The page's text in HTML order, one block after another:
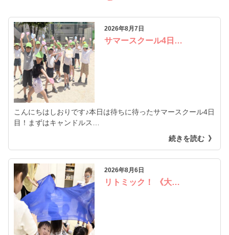
2026年8月7日
サマースクール4日…
こんにちはしおりです♪本日は待ちに待ったサマースクール4日
目！まずはキャンドルス…
続きを読む
2026年8月6日
リトミック！ 《大…